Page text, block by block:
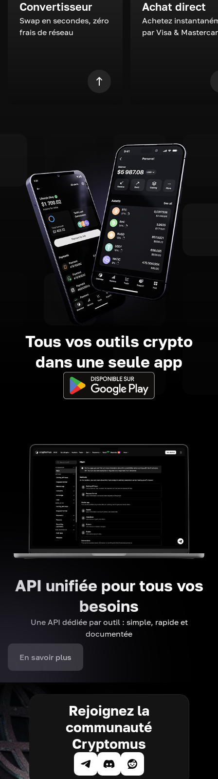
Convertisseur
Swap en secondes, zéro
frais de réseau
Achat direct
Achetez
par Visa &
Tous vos outils crypto
dans une seule app
API unifiée pour tous vos
besoins
Une API dédiée par outil : simple, rapide et
documentée
En savoir plus
Rejoignez la
communauté
Cryptomus